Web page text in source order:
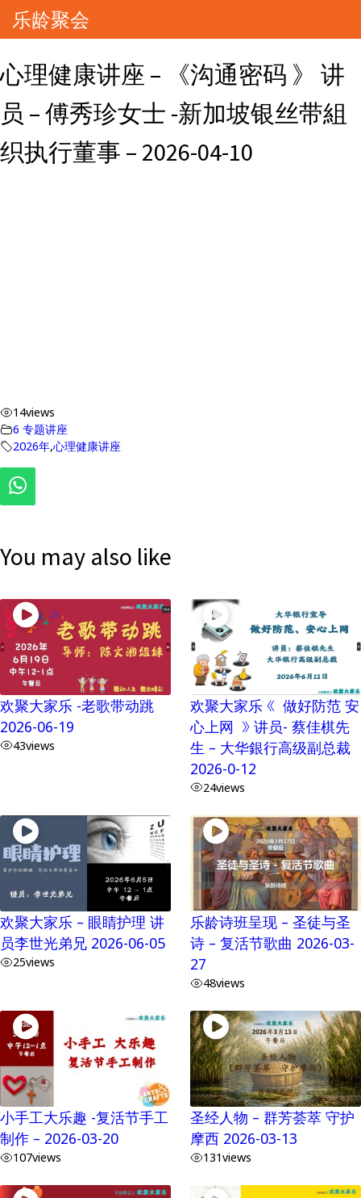
乐龄聚会
心理健康讲座 – 《沟通密码 》 讲
员 – 傅秀珍女士 -新加坡银丝带組
织执行董事 – 2026-04-10
14views
6 专题讲座
2026年,心理健康讲座
You may also like
欢聚大家乐 -老歌带动跳
2026-06-19
43views
欢聚大家乐 《 做好防范 安
心上网 》 讲员- 蔡佳棋先
生 – 大华銀行高级副总裁
2026-0-12
24views
欢聚大家乐 – 眼睛护理 讲
员李世光弟兄 2026-06-05
25views
乐龄诗班呈现 – 圣徒与圣
诗 – 复活节歌曲 2026-03-
27
48views
小手工大乐趣 -复活节手工
制作 – 2026-03-20
107views
圣经人物 – 群芳荟萃 守护
摩西 2026-03-13
131views